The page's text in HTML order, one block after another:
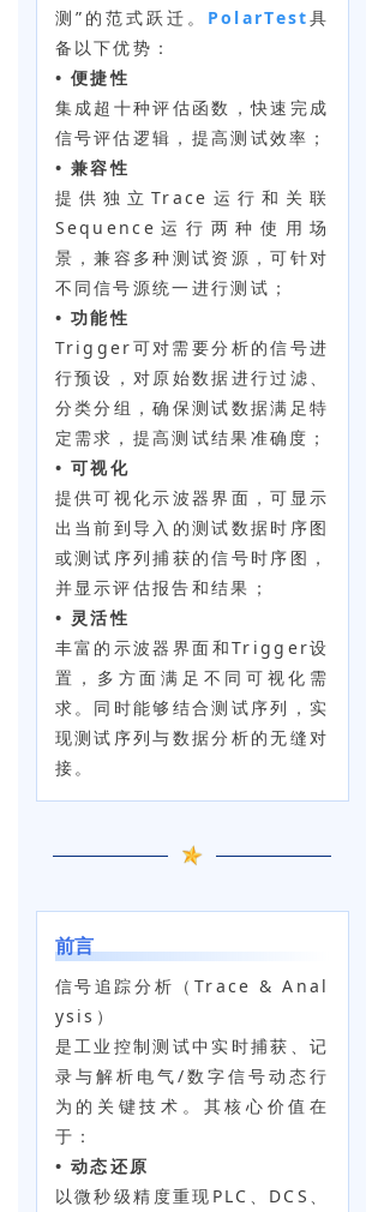
测”的范式跃迁。 PolarTest具
备以下优势：
• 便捷性
集成超十种评估函数，快速完成
信号评估逻辑，提高测试效率；
• 兼容性
提供独立Trace运行和关联
Sequence运行两种使用场
景，兼容多种测试资源，可针对
不同信号源统一进行测试；
• 功能性
Trigger可对需要分析的信号进
行预设，对原始数据进行过滤、
分类分组，确保测试数据满足特
定需求，提高测试结果准确度；
• 可视化
提供可视化示波器界面，可显示
出当前到导入的测试数据时序图
或测试序列捕获的信号时序图，
并显示评估报告和结果；
• 灵活性
丰富的示波器界面和Trigger设
置，多方面满足不同可视化需
求。同时能够结合测试序列，实
现测试序列与数据分析的无缝对
接。
前言
信号追踪分析（Trace & Anal
ysis）
是工业控制测试中实时捕获、记
录与解析电气/数字信号动态行
为的关键技术。其核心价值在
于：
• 动态还原
以微秒级精度重现PLC、DCS、